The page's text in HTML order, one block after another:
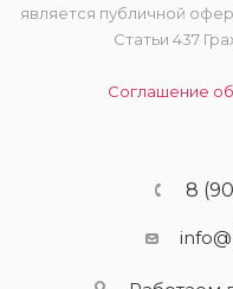
является публичной
Статьи 437
Соглашение
8